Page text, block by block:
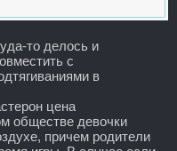
то делось и
с
в
цена
обществе девочки
причем родители